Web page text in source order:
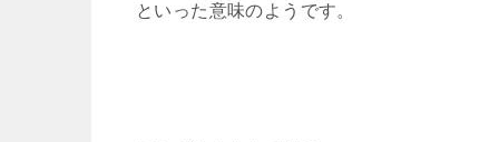
といった意味のようです。